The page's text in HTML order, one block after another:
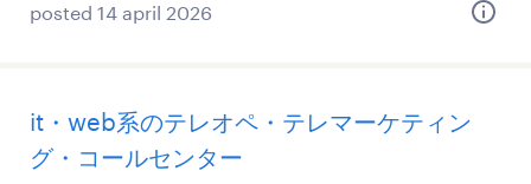
posted 14 april 2026
it・web系のテレオペ・テレマーケティン
グ・コールセンター